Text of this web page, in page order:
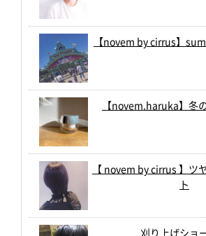
【novem by cirrus】
【novem.haruka】冬
【 novem by cirrus 】ツ
ト
刈り上げショ